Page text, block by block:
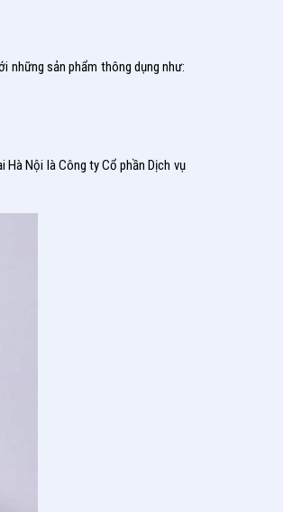
những sản phẩm thông dụng như:
Hà Nội là Công ty Cổ phần Dịch vụ